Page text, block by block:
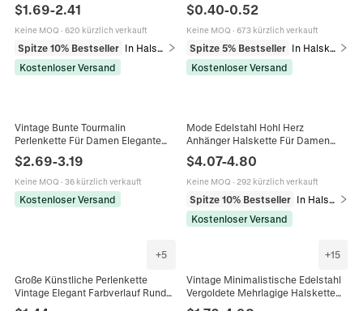
18K Vergoldet Herz Charm Choker
Täglicher Schmuck
$1.69-2.41
Keine MOQ · 620 kürzlich verkauft
Spitze 10% Bestseller
Kostenloser Versand
Verstellbare Kette Choker
Schmuck Geschenk
$0.40-0.52
Keine MOQ · 673 kürzlich verkauft
Spitze 5% Bestseller
Kostenloser Versand
Vintage Bunte Tourmalin
Perlenkette Für Damen Elegante
Naturstein Mehrfarbige Runde
Perlen Halskette Modeschmuck
$2.69-3.19
Keine MOQ · 36 kürzlich verkauft
Kostenloser Versand
Mode Edelstahl Hohl Herz
Anhänger Halskette Für Damen
Galvanisiert Minimalistische
Panzerkette Choker Schmuck
Geschenk
$4.07-4.80
Keine MOQ · 292 kürzlich verkauft
Spitze 10% Bestseller
In Halsketten
Kostenloser Versand
+5
Große Künstliche Perlenkette
Vintage Elegant Farbverlauf Runde
+15
Vintage Minimalistische Edelstahl
Vergoldete Mehrlagige Halskette